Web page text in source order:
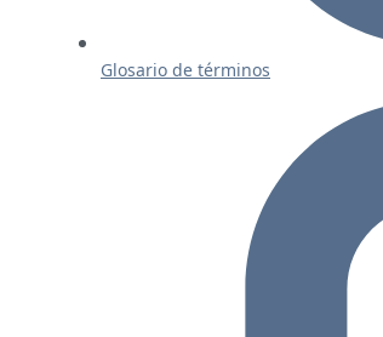
Glosario de términos